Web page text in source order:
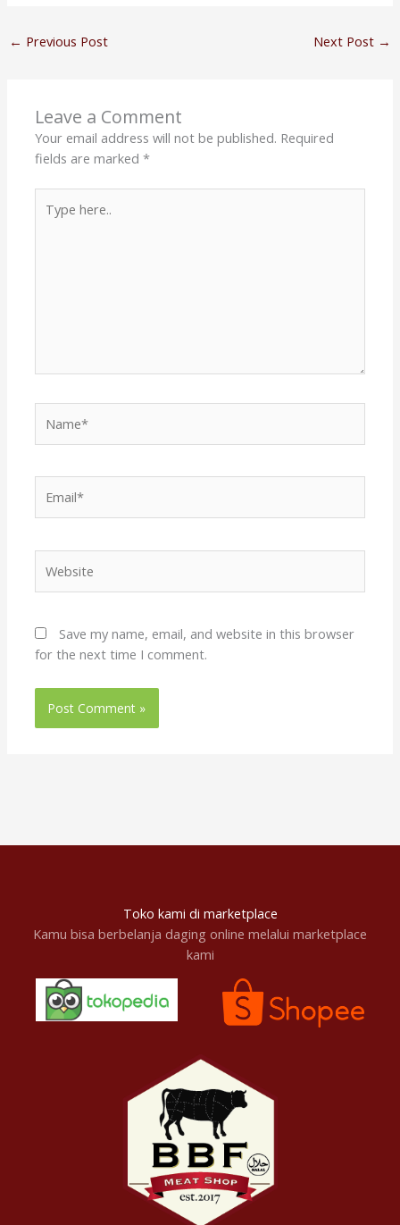
← Previous Post Next Post →
Leave a Comment
Your email address will not be published. Required
fields are marked*
here..
Save my name, email, and website in this browser
for the next time I comment.
Toko kami di marketplace
Kamu bisa berbelanja daging online melalui marketplace
kami